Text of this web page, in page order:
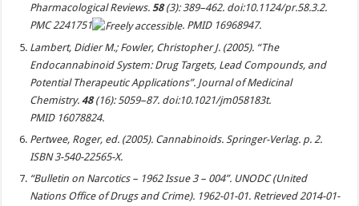
Pharmacological Reviews.58(3): 389–462. doi:10.1124/pr.58.3.2.
PMC2241751
. PMID 16968947.
Lambert, Didier M.; Fowler, Christopher J. (2005). “The
Endocannabinoid System: Drug Targets, Lead Compounds, and
Potential Therapeutic Applications”. Journal of Medicinal
Chemistry.48(16): 5059–87. doi:10.1021/jm058183t.
PMID 16078824.
Pertwee, Roger, ed. (2005). Cannabinoids. Springer-Verlag. p. 2.
ISBN 3-540-22565-X.
“Bulletin on Narcotics – 1962 Issue 3 – 004”. UNODC (United
Nations Office of Drugs and Crime). 1962-01-01. Retrieved 2014-01-